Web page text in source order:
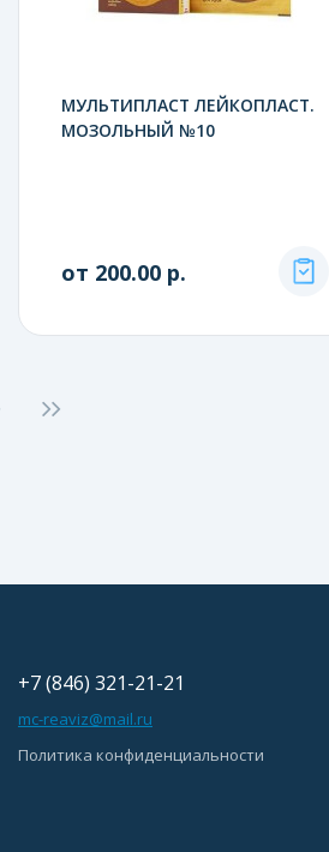
МУЛЬТИПЛАСТ ЛЕЙКОПЛАСТ.
МОЗОЛЬНЫЙ №10
от 200.00 р.
+7 (846) 321-21-21
mc-reaviz@mail.ru
Политика конфиденциальности